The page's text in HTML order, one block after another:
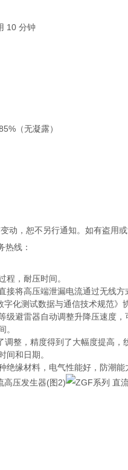
10 分钟
（无凝露）
动，恕不另行通知。如有盗用或
热线：
程，耐压时间。
将高压端泄漏电流通过无线方
化测试数据与通信技术规范》
避雷器自动调整升降压速度，
。
整，精度得到了大幅度提高，
间和日期。
缘材料，电气性能好，防潮能